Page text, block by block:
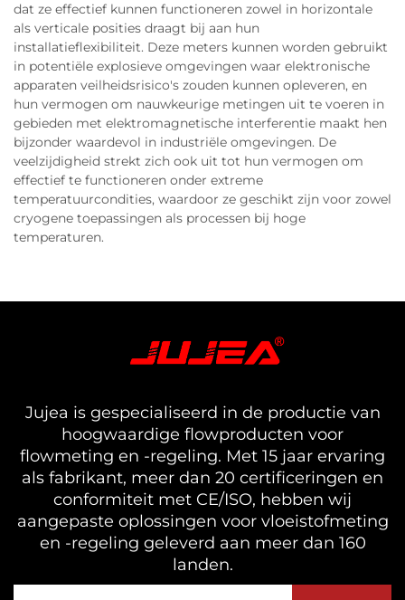
dat ze effectief kunnen functioneren zowel in horizontale
als verticale posities draagt bij aan hun
installatieflexibiliteit. Deze meters kunnen worden gebruikt
in potentiële explosieve omgevingen waar elektronische
apparaten veilheidsrisico's zouden kunnen opleveren, en
hun vermogen om nauwkeurige metingen uit te voeren in
gebieden met elektromagnetische interferentie maakt hen
bijzonder waardevol in industriële omgevingen. De
veelzijdigheid strekt zich ook uit tot hun vermogen om
effectief te functioneren onder extreme
temperatuurcondities, waardoor ze geschikt zijn voor zowel
cryogene toepassingen als processen bij hoge
temperaturen.
Jujea is gespecialiseerd in de productie van
hoogwaardige flowproducten voor
flowmeting en -regeling. Met 15 jaar ervaring
als fabrikant, meer dan 20 certificeringen en
conformiteit met CE/ISO, hebben wij
aangepaste oplossingen voor vloeistofmeting
en -regeling geleverd aan meer dan 160
landen.